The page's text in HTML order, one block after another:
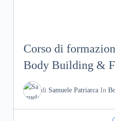
Corso di
Body Building &
di Samuele PatriarcaIn